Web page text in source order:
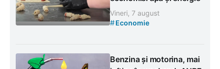
Vineri, 7 august
#Economie
Benzina și motorina, mai